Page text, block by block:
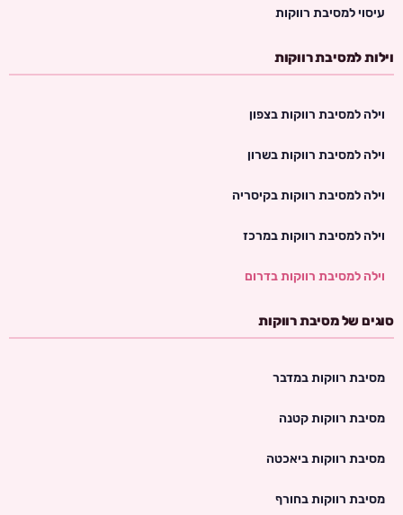
עיסוי למסיבת רווקות
וילות למסיבת רווקות
וילה למסיבת רווקות בצפון
וילה למסיבת רווקות בשרון
וילה למסיבת רווקות בקיסריה
וילה למסיבת רווקות במרכז
וילה למסיבת רווקות בדרום
סוגים של מסיבת רווקות
מסיבת רווקות במדבר
מסיבת רווקות קטנה
מסיבת רווקות ביאכטה
מסיבת רווקות בחורף